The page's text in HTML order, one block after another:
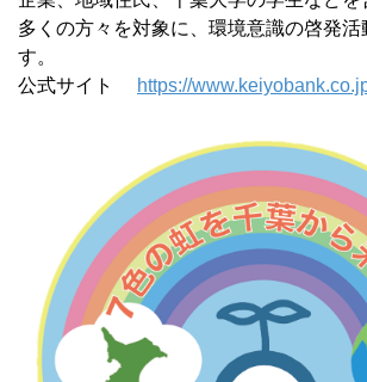
多くの方々を対象に、環境意識の啓発活
す。
公式サイト
https://